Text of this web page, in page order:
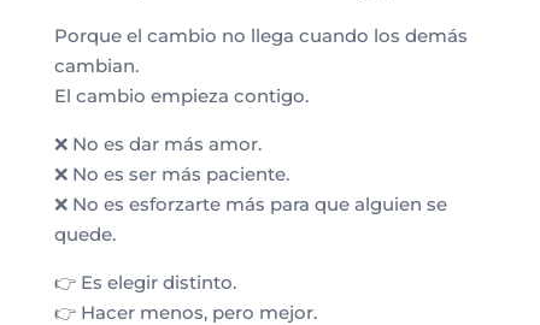
Porque el cambio no llega cuando los demás
cambian.
El cambio empieza contigo.
❌ No es dar más amor.
❌ No es ser más paciente.
❌ No es esforzarte más para que alguien se
quede.
👉 Es elegir distinto.
👉 Hacer menos, pero mejor.